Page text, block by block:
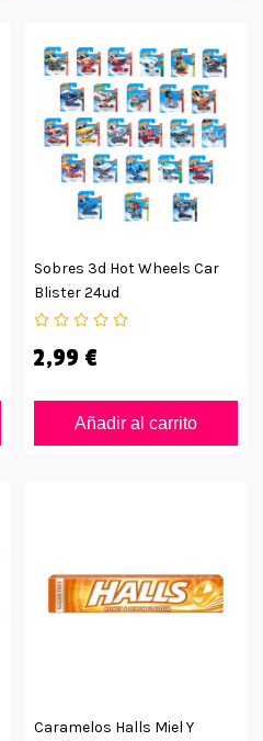
Sobres 3d Hot Wheels Car
Blister 24ud
2,99 €
Añadir al carrito
Caramelos Halls Miel Y